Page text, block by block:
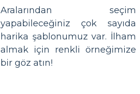
Aralarından seçim
yapabileceğiniz çok sayıda
harika şablonumuz var. İlham
almak için renkli örneğimize
bir göz atın!